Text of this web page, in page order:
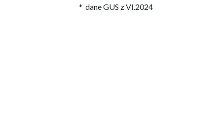
* dane GUS z VI.2024